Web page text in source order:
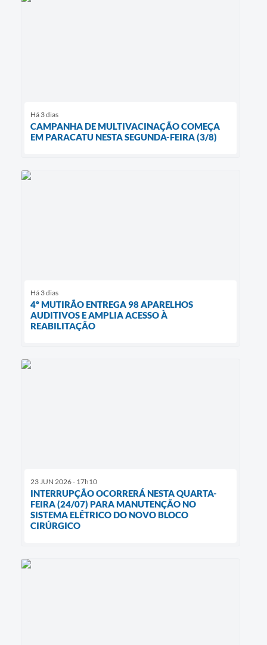
Há 3 dias
CAMPANHA DE MULTIVACINAÇÃO COMEÇA
EM PARACATU NESTA SEGUNDA-FEIRA (3/8)
Há 3 dias
4º MUTIRÃO ENTREGA 98 APARELHOS
AUDITIVOS E AMPLIA ACESSO À
REABILITAÇÃO
23 JUN 2026 - 17h10
INTERRUPÇÃO OCORRERÁ NESTA QUARTA-
FEIRA (24/07) PARA MANUTENÇÃO NO
SISTEMA ELÉTRICO DO NOVO BLOCO
CIRÚRGICO